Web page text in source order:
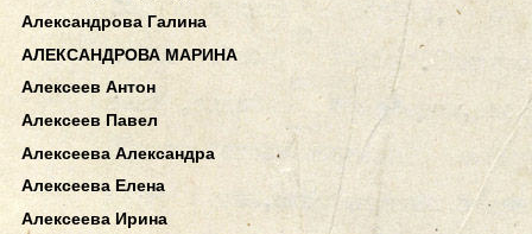
Александрова Галина
АЛЕКСАНДРОВА МАРИНА
Алексеев Антон
Алексеев Павел
Алексеева Александра
Алексеева Елена
Алексеева Ирина